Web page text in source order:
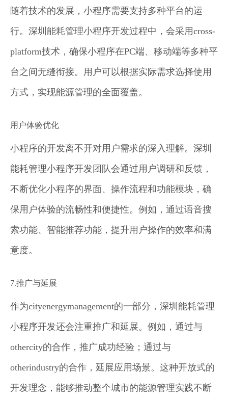
随着技术的发展，小程序需要支持多种平台的运
行。深圳能耗管理小程序开发过程中，会采用cross-
platform技术，确保小程序在PC端、移动端等多种平
台之间无缝衔接。用户可以根据实际需求选择使用
方式，实现能源管理的全面覆盖。
用户体验优化
小程序的开发离不开对用户需求的深入理解。深圳
能耗管理小程序开发团队会通过用户调研和反馈，
不断优化小程序的界面、操作流程和功能模块，确
保用户体验的流畅性和便捷性。例如，通过语音搜
索功能、智能推荐功能，提升用户操作的效率和满
意度。
7.推广与延展
作为cityenergymanagement的一部分，深圳能耗管理
小程序开发还会注重推广和延展。例如，通过与
othercity的合作，推广成功经验；通过与
otherindustry的合作，延展应用场景。这种开放式的
开发理念，能够推动整个城市的能源管理实践不断